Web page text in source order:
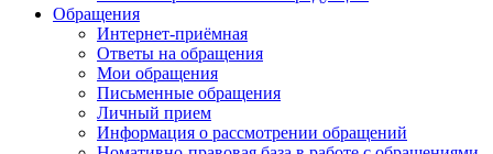
Обращения
Интернет-приёмная
Ответы на обращения
Мои обращения
Письменные обращения
Личный прием
Информация о рассмотрении обращений